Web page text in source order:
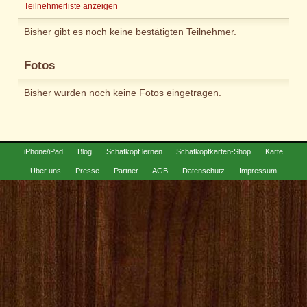
Teilnehmerliste anzeigen
Bisher gibt es noch keine bestätigten Teilnehmer.
Fotos
Bisher wurden noch keine Fotos eingetragen.
iPhone/iPad Blog Schafkopf lernen Schafkopfkarten-Shop Karte
Über uns Presse Partner AGB Datenschutz Impressum